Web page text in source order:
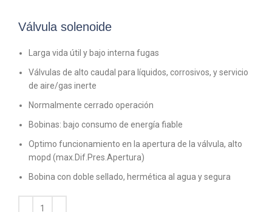
Válvula solenoide
Larga vida útil y bajo interna fugas
Válvulas de alto caudal para líquidos, corrosivos, y servicio
de aire/gas inerte
Normalmente cerrado operación
Bobinas: bajo consumo de energía fiable
Optimo funcionamiento en la apertura de la válvula, alto
mopd (max.Dif.Pres.Apertura)
Bobina con doble sellado, hermética al agua y segura